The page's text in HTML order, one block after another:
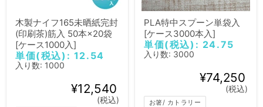
木製ナイフ165未晒紙完封
(印刷茶)筋入 50本×20袋
[ケース1000入]
単価(税込): 12.54
入り数: 1000
¥12,540
(税込)
PLA特中スプーン単袋入
[ケース3000本入]
単価(税込): 24.75
入り数: 3000
¥74,250
(税込)
お箸/ カトラリー